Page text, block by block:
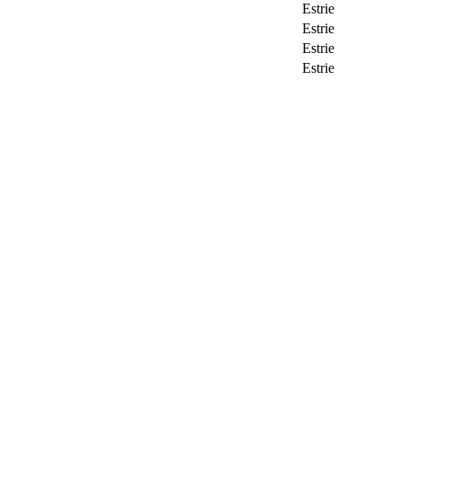
Estrie
Estrie
Estrie
Estrie